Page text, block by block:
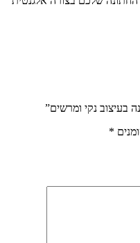
בעיצוב נקי ומרשים”
*